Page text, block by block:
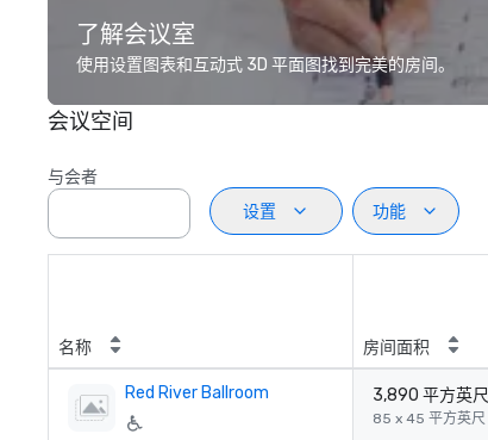
了解会议室
使用设置图表和互动式 3D 平面图找到完美的房间。
会议空间
与会者
设置
功能
名称 房间面积
Red River Ballroom 3,890 平方英尺
85 x 45 平方英尺